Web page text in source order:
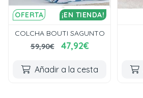
OFERTA ¡EN TIENDA!
COLCHA BOUTI SAGUNTO
59,90€
47,92€
Añadir a la cesta